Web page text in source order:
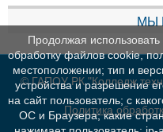
МЫ
© ГАПОУ РК "Колледж
Политика
Продолжая
обработку файлов cookie,
местоположении; тип и
устройства и разрешение
на сайт пользователь; с
ОС и Браузера; какие